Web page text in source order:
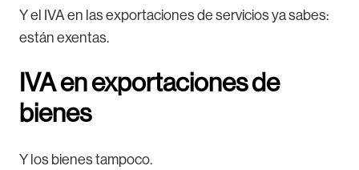
Y el IVA en las exportaciones de servicios ya sabes:
están exentas.
IVA en exportaciones de
bienes
Y los bienes tampoco.